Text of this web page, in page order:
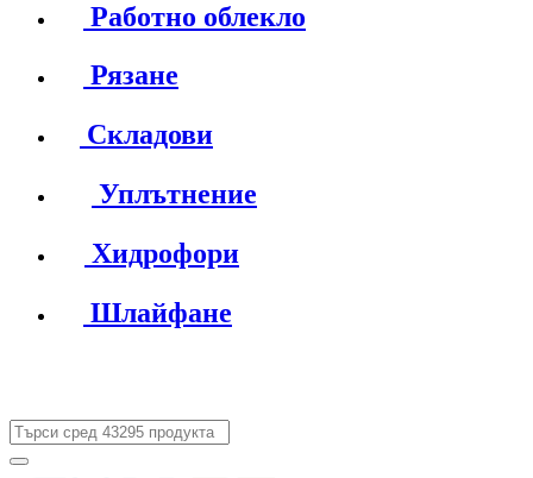
Работно облекло
Рязане
Складови
Уплътнение
Хидрофори
Шлайфане